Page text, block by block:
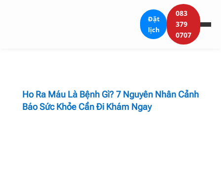
Đặt
lịch
083
379
0707
Ho Ra Máu Là Bệnh Gì? 7 Nguyên Nhân Cảnh
Báo Sức Khỏe Cần Đi Khám Ngay